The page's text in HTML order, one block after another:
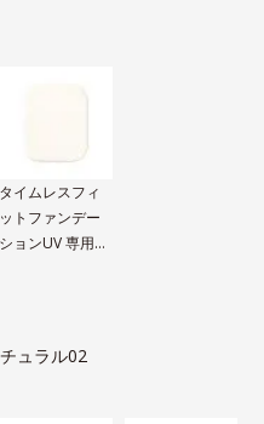
タイムレスフィ
ットファンデー
ションUV 専用パ
ュラル02